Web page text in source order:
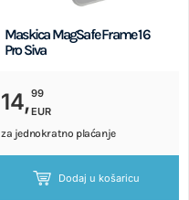
Maskica MagSafe Frame 16
Pro Siva
14,99
EUR
za jednokratno plaćanje
Dodaj u košaricu